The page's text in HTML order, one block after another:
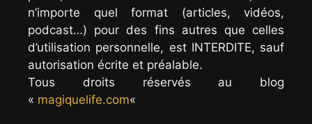
n’importe quel format (articles, vidéos,
podcast…) pour des fins autres que celles
d’utilisation personnelle, est INTERDITE, sauf
autorisation écrite et préalable.
Tous droits réservés au blog
« magiquelife.com«